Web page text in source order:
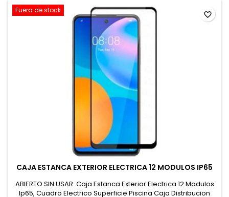
Fuera de stock
CAJA ESTANCA EXTERIOR ELECTRICA 12 MODULOS IP65
ABIERTO SIN USAR. Caja Estanca Exterior Electrica 12 Modulos
Ip65, Cuadro Electrico Superficie Piscina Caja Distribucion
favorite_border